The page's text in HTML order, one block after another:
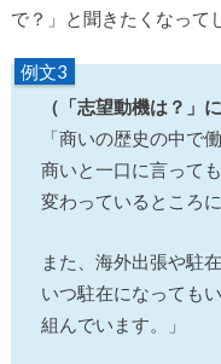
で？」と聞きたくなって
例文3
（「志望動機は？」
「商いの歴史の中で
商いと一口に言って
変わっているところ
また、海外出張や駐
いつ駐在になっても
組んでいます。」